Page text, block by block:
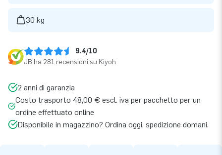
30 kg
9.4/10
JB ha 281 recensioni su Kiyoh
2 anni di garanzia
Costo trasporto 48,00 € escl. iva per pacchetto per un
ordine effettuato online
Disponibile in magazzino? Ordina oggi, spedizione domani.